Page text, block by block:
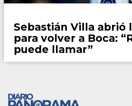
Sebastián Villa abrió
para volver a Boca:
puede llamar”